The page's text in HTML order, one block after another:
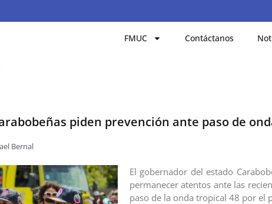
FMUC Contáctanos
piden prevención ante paso de
Bernal
El gobernador del estado
permanecer atentos ante las
paso de la onda tropical 48 por el